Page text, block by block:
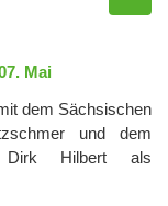
Mai
dem Sächsischen
und dem
Dirk Hilbert als